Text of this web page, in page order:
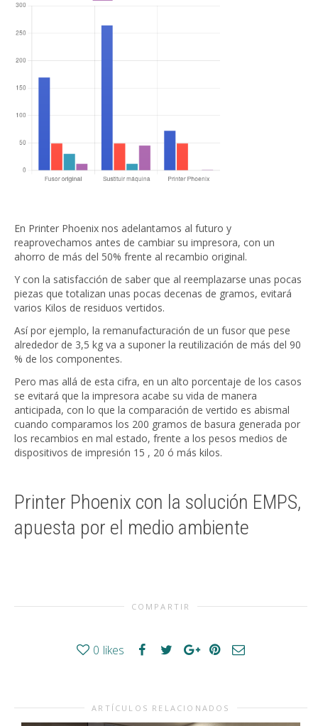
En Printer Phoenix nos adelantamos al futuro y
reaprovechamos antes de cambiar su impresora, con un
ahorro de más del 50% frente al recambio original.
Y con la satisfacción de saber que al reemplazarse unas pocas
piezas que totalizan unas pocas decenas de gramos, evitará
varios Kilos de residuos vertidos.
Así por ejemplo, la remanufacturación de un fusor que pese
alrededor de 3,5 kg va a suponer la reutilización de más del 90
% de los componentes.
Pero mas allá de esta cifra, en un alto porcentaje de los casos
se evitará que la impresora acabe su vida de manera
anticipada, con lo que la comparación de vertido es abismal
cuando comparamos los 200 gramos de basura generada por
los recambios en mal estado, frente a los pesos medios de
dispositivos de impresión 15 , 20 ó más kilos.
Printer Phoenix con la solución EMPS,
apuesta por el medio ambiente
COMPARTIR
0 likes
ARTÍCULOS RELACIONADOS